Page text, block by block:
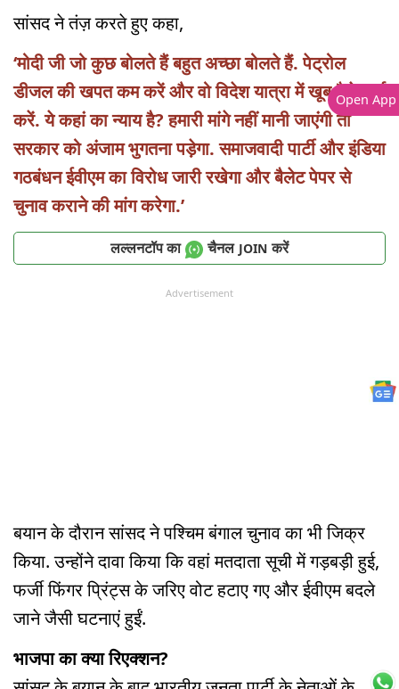
सांसद ने तंज़ करते हुए कहा,
‘मोदी जी जो कुछ बोलते हैं बहुत अच्छा बोलते हैं. पेट्रोल
डीजल की खपत कम करें और वो विदेश यात्रा में खूब पैसे खर्च
करें. ये कहां का न्याय है? हमारी मांगे नहीं मानी जाएंगी तो
सरकार को अंजाम भुगतना पड़ेगा. समाजवादी पार्टी और इंडिया
गठबंधन ईवीएम का विरोध जारी रखेगा और बैलेट पेपर से
चुनाव कराने की मांग करेगा.’
लल्लनटॉप का चैनल JOIN करें
Advertisement
बयान के दौरान सांसद ने पश्चिम बंगाल चुनाव का भी जिक्र
किया. उन्होंने दावा किया कि वहां मतदाता सूची में गड़बड़ी हुई,
फर्जी फिंगर प्रिंट्स के जरिए वोट हटाए गए और ईवीएम बदले
जाने जैसी घटनाएं हुईं.
भाजपा का क्या रिएक्शन?
Open App